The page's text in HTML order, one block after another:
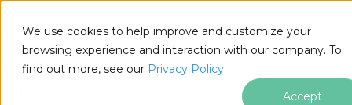
We use cookies to help improve and customize your
browsing experience and interaction with our company. To
find out more, see our Privacy Policy.
Accept